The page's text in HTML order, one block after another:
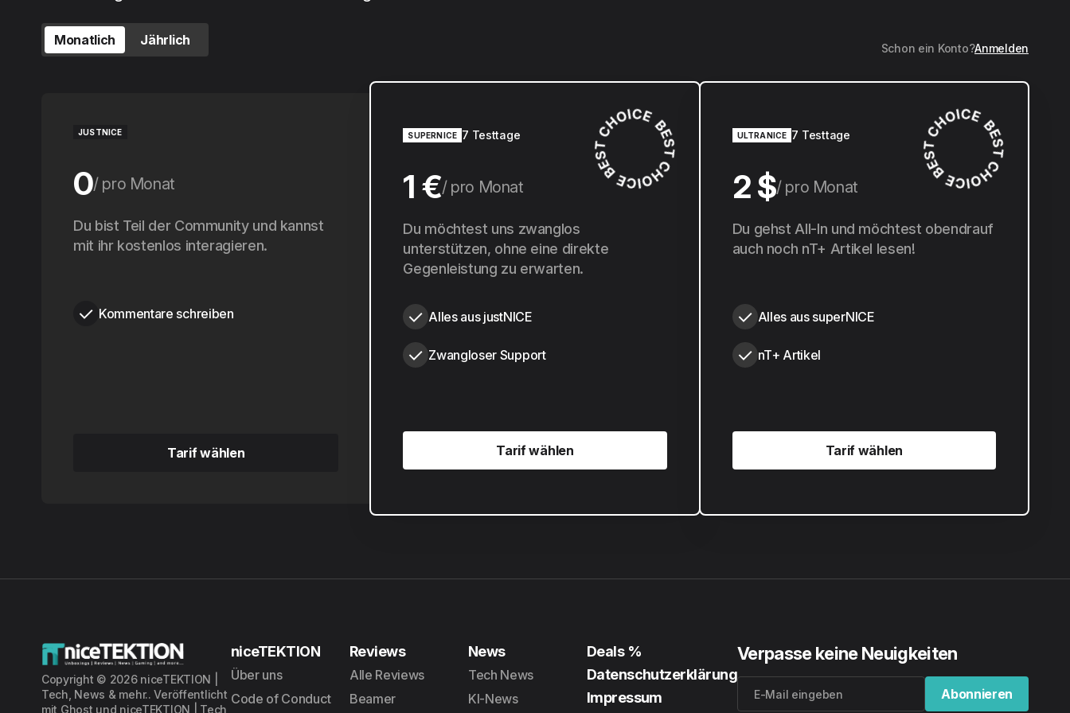
Monatlich Jährlich
Schon ein Konto?Anmelden
JUSTNICE
0 pro Monat
0 pro Jahr
Du bist Teil der Community und kannst
mit ihr kostenlos interagieren.
Kommentare schreiben
Tarif wählen
SUPERNICE 7 Testtage
1 € pro Monat
10 € pro Jahr
Du möchtest uns zwanglos
unterstützen, ohne eine direkte
Gegenleistung zu erwarten.
Alles aus justNICE
Zwangloser Support
Tarif wählen
Tarif wählen
ULTRANICE 7 Testtage
2 $ pro Monat
20 $ pro Jahr
Du gehst All-In und möchtest obendrauf
auch noch nT+ Artikel lesen!
Alles aus superNICE
nT+ Artikel
Tarif wählen
Tarif wählen
Copyright © 2026 niceTEKTION |
Tech, News & mehr.. Veröffentlicht
mit Ghost und niceTEKTION | Tech,
niceTEKTION
Über uns
Code of Conduct
Reviews
Alle Reviews
Beamer
News
Tech News
KI-News
Deals %
Datenschutzerklärung
Impressum
Verpasse keine Neuigkeiten
Abonnieren